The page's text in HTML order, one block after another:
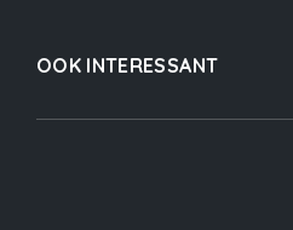
OOK INTERESSANT